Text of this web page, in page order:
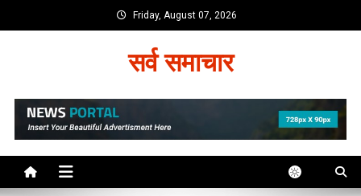
to
Friday, August 07, 2026
सर्व समाचार